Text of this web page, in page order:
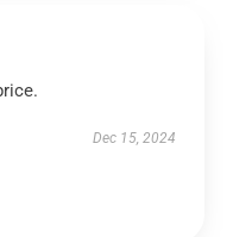
Dec 15, 2024